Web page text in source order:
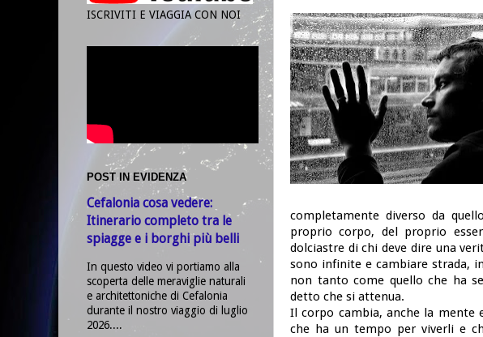
completamente diverso da
proprio corpo, del proprio
dolciastre di chi deve dire una
sono infinite e cambiare strada,
non tanto come quello che ha
detto che si attenua.
Il corpo cambia, anche la
che ha un tempo per viverli e
ISCRIVITI E VIAGGIA CON NOI
POST IN EVIDENZA
Cefalonia cosa vedere:
Itinerario completo tra le
spiagge e i borghi più belli
In questo video vi portiamo alla
scoperta delle meraviglie naturali
e architettoniche di Cefalonia
durante il nostro viaggio di luglio
2026....